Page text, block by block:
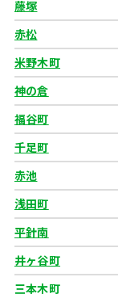
藤塚
赤松
米野木町
神の倉
福谷町
千足町
赤池
浅田町
平針南
井ヶ谷町
三本木町